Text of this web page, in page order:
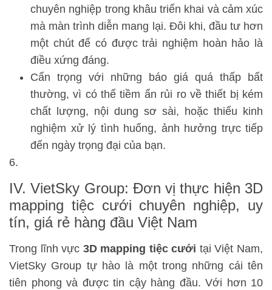
chuyên nghiệp trong khâu triển khai và cảm xúc
mà màn trình diễn mang lại. Đôi khi, đầu tư hơn
một chút để có được trải nghiệm hoàn hảo là
điều xứng đáng.
Cẩn trọng với những báo giá quá thấp bất
thường, vì có thể tiềm ẩn rủi ro về thiết bị kém
chất lượng, nội dung sơ sài, hoặc thiếu kinh
nghiệm xử lý tình huống, ảnh hưởng trực tiếp
đến ngày trọng đại của bạn.
IV. VietSky Group: Đơn vị thực hiện 3D
mapping tiệc cưới chuyên nghiệp, uy
tín, giá rẻ hàng đầu Việt Nam
Trong lĩnh vực 3D mapping tiệc cưới tại Việt Nam,
VietSky Group tự hào là một trong những cái tên
tiên phong và được tin cậy hàng đầu. Với hơn 10